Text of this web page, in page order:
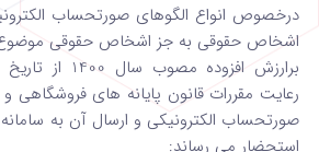
درخصوص انواع الگوهای صورتحساب
رعایت مقررات قانون پایانه های فروشگاهی
صورتحساب الکترونیکی و ارسال آن به
استحضار می رساند: